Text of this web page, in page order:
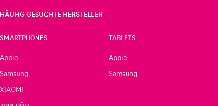
HÄUFIG GESUCHTE HERSTELLER
SMARTPHONES
Apple
Samsung
XIAOMI
TABLETS
Apple
Samsung